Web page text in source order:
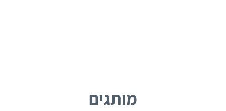
מותגים